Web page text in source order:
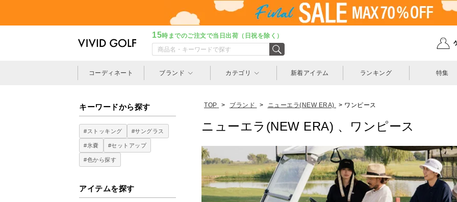
15時までのご注文で当日出荷（日祝を除く）
コーディネート ブランド カテゴリ 新着アイテム ランキング 特集
キーワードから探す
#ストッキング #サングラス
#氷嚢 #セットアップ
#色から探す
アイテムを探す
TOP > ブランド > ニューエラ(NEW ERA) > ワンピース
ニューエラ(NEW ERA) 、ワンピース